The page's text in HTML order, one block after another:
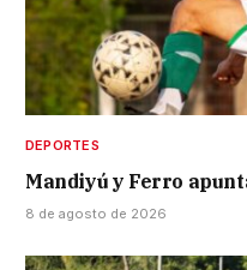
DEPORTES
Mandiyú y Ferro
8 de agosto de 2026